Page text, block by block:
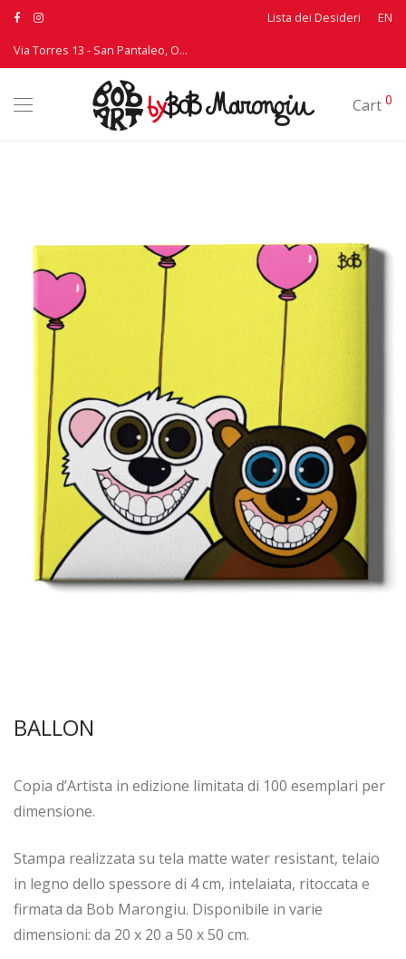
Via Torres 13 - San Pantaleo, Olbia - T: +39 339 3895530
Lista dei Desideri EN
Cart 0
BALLON
Copia d’Artista in edizione limitata di 100 esemplari per
dimensione.
Stampa realizzata su tela matte water resistant, telaio
in legno dello spessore di 4 cm, intelaiata, ritoccata e
firmata da Bob Marongiu. Disponibile in varie
dimensioni: da 20 x 20 a 50 x 50 cm.